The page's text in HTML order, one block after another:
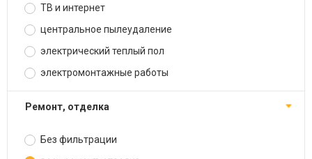
ТВ и интернет
центральное пылеудаление
электрический теплый пол
электромонтажные работы
ремонт, отделка
Без фильтрации